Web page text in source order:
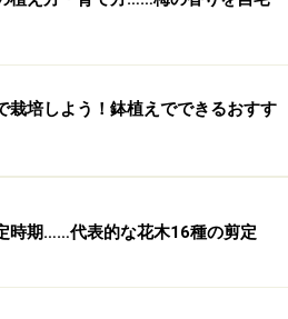
して「水ぎめ」と「土ぎめ」と
的には「水ぎめ」で植えつけ
は水ぎめでの植え方について
穴の大きさは、根鉢の直径の1.5
穴を掘ったとき、石などのガ
除いておきましょう。
見ます。木にも「顔」があっ
栽培しよう！鉢植えでできるおすす
時期……代表的な花木16種の剪定